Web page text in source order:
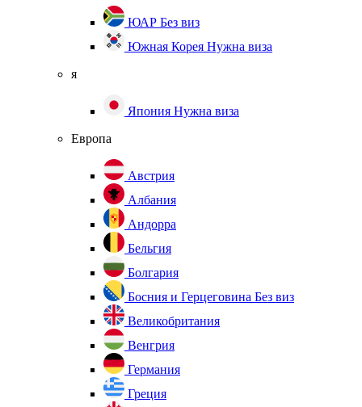
ЮАР Без виз
Южная Корея Нужна виза
я
Япония Нужна виза
Европа
Австрия
Албания
Андорра
Бельгия
Болгария
Босния и Герцеговина Без виз
Великобритания
Венгрия
Германия
Греция